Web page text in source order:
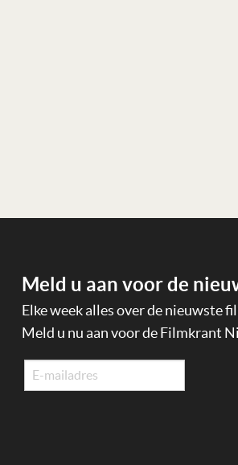
Meld u aan voor de
Elke week alles over de nieuwste
Meld u nu aan voor de Filmkrant